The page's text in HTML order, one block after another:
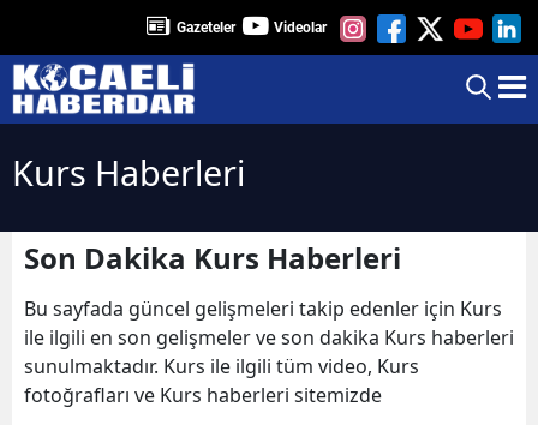
Gazeteler Videolar
Kurs Haberleri
Son Dakika Kurs Haberleri
Bu sayfada güncel gelişmeleri takip edenler için Kurs
ile ilgili en son gelişmeler ve son dakika Kurs haberleri
sunulmaktadır. Kurs ile ilgili tüm video, Kurs
fotoğrafları ve Kurs haberleri sitemizde